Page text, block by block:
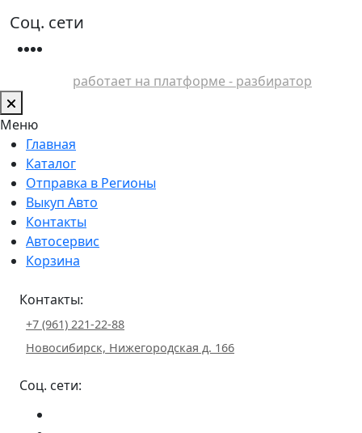
Соц. сети
работает на платформе - разбиратор
Меню
Главная
Каталог
Отправка в Регионы
Выкуп Авто
Контакты
Автосервис
Корзина
Контакты:
+7 (961) 221-22-88
Новосибирск, Нижегородская д. 166
Соц. сети: